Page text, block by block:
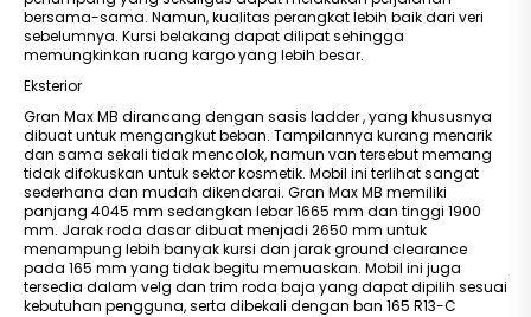
bersama-sama. Namun, kualitas perangkat lebih baik dari veri
sebelumnya. Kursi belakang dapat dilipat sehingga
memungkinkan ruang kargo yang lebih besar.
Eksterior
Gran Max MB dirancang dengan sasis ladder , yang khususnya
dibuat untuk mengangkut beban. Tampilannya kurang menarik
dan sama sekali tidak mencolok, namun van tersebut memang
tidak difokuskan untuk sektor kosmetik. Mobil ini terlihat sangat
sederhana dan mudah dikendarai. Gran Max MB memiliki
panjang 4045 mm sedangkan lebar 1665 mm dan tinggi 1900
mm. Jarak roda dasar dibuat menjadi 2650 mm untuk
menampung lebih banyak kursi dan jarak ground clearance
pada 165 mm yang tidak begitu memuaskan. Mobil ini juga
tersedia dalam velg dan trim roda baja yang dapat dipilih sesuai
kebutuhan pengguna, serta dibekali dengan ban 165 R13-C